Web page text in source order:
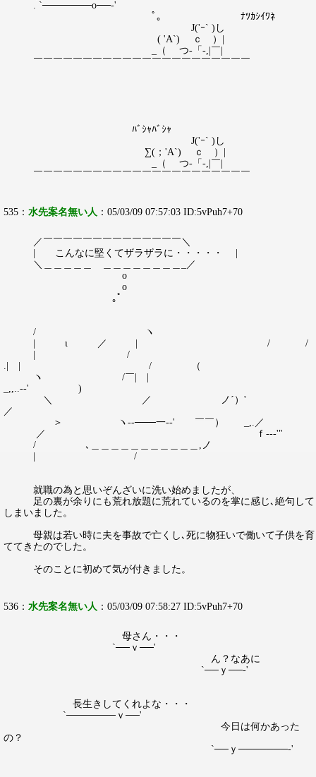
. `───────о──‐'
ﾟ｡ ﾅﾂｶｼｲﾜﾈ
J('ｰ` )し
( 'A`) ｃ ）|
_（ つ-「-,|￣|
￣￣￣￣￣￣￣￣￣￣￣￣￣￣￣￣￣￣￣￣￣￣
ﾊﾞｼｬﾊﾞｼｬ
J('ｰ` )し
∑(；'A`) ｃ ）|
_（ つ-「-,|￣|
￣￣￣￣￣￣￣￣￣￣￣￣￣￣￣￣￣￣￣￣￣￣
535： 水先案名無い人 ：05/03/09 07:57:03 ID:5vPuh7+70
／￣￣￣￣￣￣￣￣￣￣￣￣￣￣＼
| こんなに堅くてザラザラに・・・・・ |
＼＿＿＿＿＿ ＿＿＿＿＿＿＿＿_／
о
o
｡ﾟ
/ ヽ
| ι ／ | / /
| /
.| | / （
ヽ /￣| |
_,,..-‐' )
＼ ／ ノ´）'
／
＞ ヽ--───一-‐' ￣￣） _,.／
／ ｆ--‐'"
/ ､＿＿＿＿＿＿＿＿＿＿＿,ノ
| /
就職の為と思いぞんざいに洗い始めましたが、
足の裏が余りにも荒れ放題に荒れているのを掌に感じ､絶句して
しまいました。
母親は若い時に夫を事故で亡くし､死に物狂いで働いて子供を育
ててきたのでした。
そのことに初めて気が付きました。
536： 水先案名無い人 ：05/03/09 07:58:27 ID:5vPuh7+70
母さん・・・
`──ｖ──'
ん？なあに
`──ｙ──‐'
長生きしてくれよな・・・
`───────ｖ──'
今日は何かあった
の？
`──ｙ───────‐'